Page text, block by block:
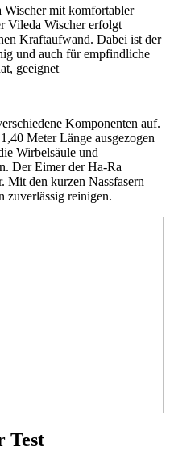
Wischer mit komfortabler
Vileda Wischer erfolgt
Kraftaufwand. Dabei ist der
und auch für empfindliche
geeignet
Komponenten auf.
Meter Länge ausgezogen
Wirbelsäule und
Der Eimer der Ha-Ra
Mit den kurzen Nassfasern
zuverlässig reinigen.
Test